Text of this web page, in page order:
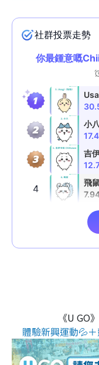
《U GO
體驗新興運動💦